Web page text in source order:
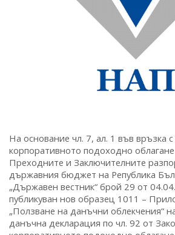
На основание чл. 7, ал. 1 във връзка
корпоративното подоходно
Преходните и Заключителните
държавния бюджет на Република
„Държавен вестник“ брой 29 от
публикуван нов образец 1011 –
„Ползване на данъчни облекчения“
данъчна декларация по чл. 92 от